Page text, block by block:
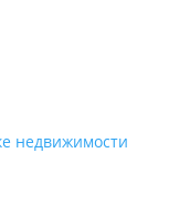
недвижимости